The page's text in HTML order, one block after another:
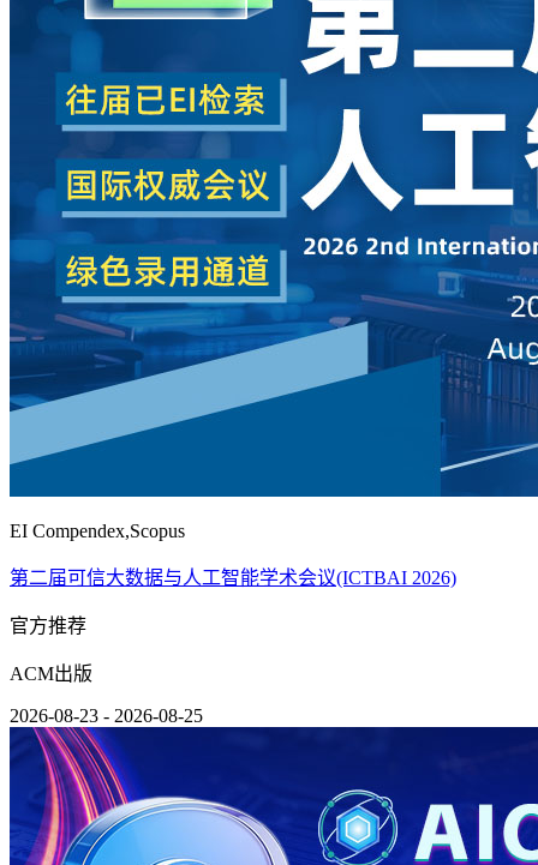
EI Compendex,Scopus
第二届可信大数据与人工智能学术会议(ICTBAI 2026)
官方推荐
ACM出版
2026-08-23 - 2026-08-25